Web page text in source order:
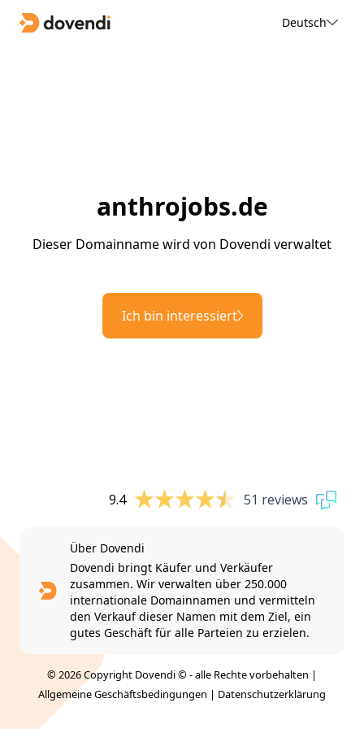
Deutsch
anthrojobs.de
Dieser Domainname wird von Dovendi verwaltet
Ich bin interessiert
9.4 51 reviews
Über Dovendi
Dovendi bringt Käufer und Verkäufer
zusammen. Wir verwalten über 250.000
internationale Domainnamen und vermitteln
den Verkauf dieser Namen mit dem Ziel, ein
gutes Geschäft für alle Parteien zu erzielen.
© 2026 Copyright Dovendi © - alle Rechte vorbehalten |
Allgemeine Geschäftsbedingungen | Datenschutzerklärung